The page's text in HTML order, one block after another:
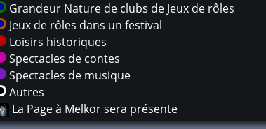
Grandeur Nature de clubs de Jeux de rôles
Jeux de rôles dans un festival
Loisirs historiques
Spectacles de contes
Spectacles de musique
Autres
La Page à Melkor sera présente